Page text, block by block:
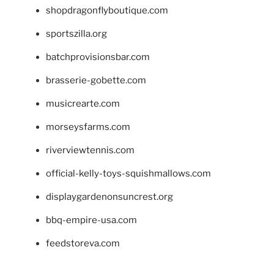
shopdragonflyboutique.com
sportszilla.org
batchprovisionsbar.com
brasserie-gobette.com
musicrearte.com
morseysfarms.com
riverviewtennis.com
official-kelly-toys-squishmallows.com
displaygardenonsuncrest.org
bbq-empire-usa.com
feedstoreva.com